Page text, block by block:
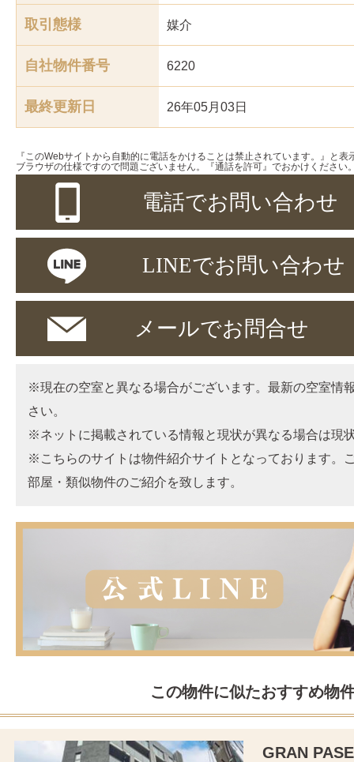
取引態様 媒介
自社物件番号 6220
最終更新日 26年05月03日
『このWebサイトから自動的に電話をかけることは禁止されています。』と
ブラウザの仕様ですので問題ございません。『通話を許可』でおかけください
電話でお問い合わせ
LINEでお問い合わせ
メールでお問合せ
※現在の空室と異なる場合がございます。最新の空室情
さい。
※ネットに掲載されている情報と現状が異なる場合は現
※こちらのサイトは物件紹介サイトとなっております。
部屋・類似物件のご紹介を致します。
この物件に似たおすすめ物
GRAN